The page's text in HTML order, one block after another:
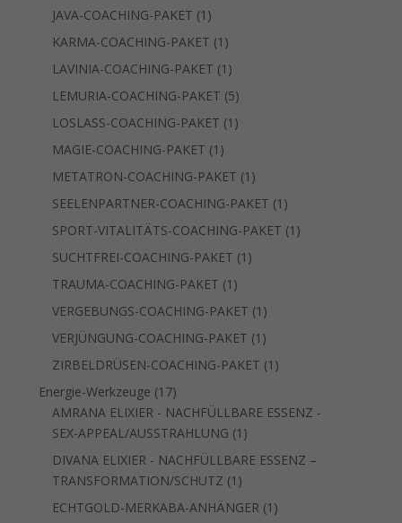
JAVA-COACHING-PAKET 1 1
Produkt
KARMA-COACHING-PAKET 1 1
Produkt
LAVINIA-COACHING-PAKET 1 1
Produkt
LEMURIA-COACHING-PAKET 55
Produkte
LOSLASS-COACHING-PAKET 1 1
MAGIE-COACHING-PAKET 1 1
Produkt
METATRON-COACHING-PAKET 1 1
Produkt
SEELENPARTNER-COACHING-PAKET 1 1
Produkt
SPORT-VITALITÄTS-COACHING-PAKET 1 1
SUCHTFREI-COACHING-PAKET 1 1
TRAUMA-COACHING-PAKET 1 1
Produkt
VERGEBUNGS-COACHING-PAKET 1 1
Produkt
VERJÜNGUNG-COACHING-PAKET 1 1
Produkt
ZIRBELDRÜSEN-COACHING-PAKET 1 1
Energie-Werkzeuge 1717
Produkte
AMRANA ELIXIER - NACHFÜLLBARE ESSENZ -
SEX-APPEAL/AUSSTRAHLUNG 1 1
Produkt
DIVANA ELIXIER - NACHFÜLLBARE ESSENZ –
TRANSFORMATION/SCHUTZ 1 1
Produkt
ECHTGOLD-MERKABA-ANHÄNGER 1 1